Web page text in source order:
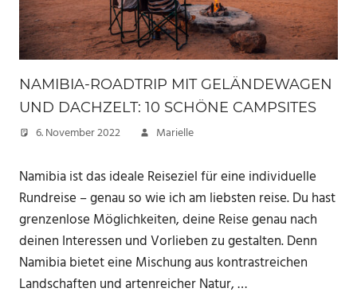
NAMIBIA-ROADTRIP MIT GELÄNDEWAGEN
UND DACHZELT: 10 SCHÖNE CAMPSITES
6. November 2022 Marielle
Namibia ist das ideale Reiseziel für eine individuelle
Rundreise – genau so wie ich am liebsten reise. Du hast
grenzenlose Möglichkeiten, deine Reise genau nach
deinen Interessen und Vorlieben zu gestalten. Denn
Namibia bietet eine Mischung aus kontrastreichen
Landschaften und artenreicher Natur, …